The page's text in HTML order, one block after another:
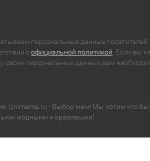
персональные данные посетителей
софициальной политикой . Если вы
своих персональных данных,вам
Unimama.ru - Выбор мам! Мы хотим что бы
модными и красивыми!